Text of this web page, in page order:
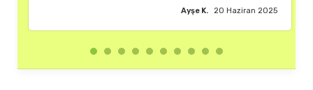
Ayşe K. 20 Haziran 2025